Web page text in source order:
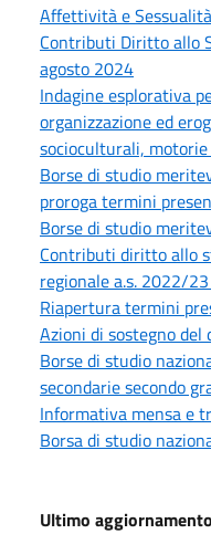
Affettività e
Contributi Diritto allo
agosto 2024
Indagine esplorativa
organizzazione ed
socioculturali,
Borse di studio
proroga termini
Borse di studio
Contributi diritto allo
regionale a.s. 2022/
Riapertura termini
Azioni di sostegno
Borse di studio
secondarie secondo
Informativa mensa e
Borsa di studio
Ultimo aggiornamento